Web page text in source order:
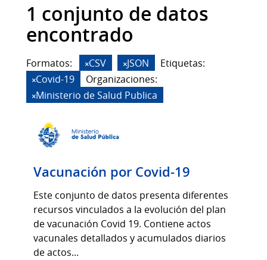
1 conjunto de datos
encontrado
Formatos: CSV JSON
Etiquetas:
Covid-19
Organizaciones:
Ministerio de Salud Publica
Vacunación por Covid-19
Este conjunto de datos presenta diferentes
recursos vinculados a la evolución del plan
de vacunación Covid 19. Contiene actos
vacunales detallados y acumulados diarios
de actos...